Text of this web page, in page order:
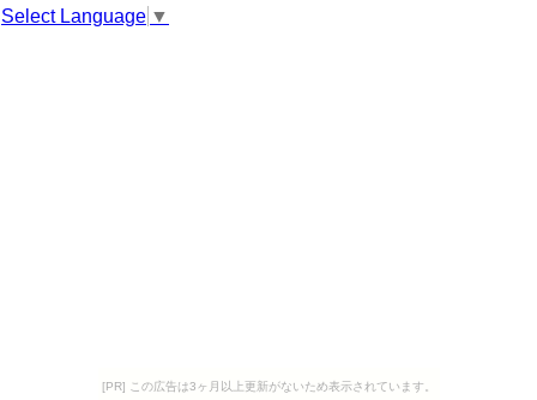
Select Language ▼
[PR] この広告は3ヶ月以上更新がないため表示されています。